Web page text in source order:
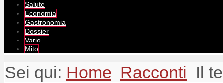
Salute
Economia
Gastronomia
Dossier
Varie
Mito
Sei qui: Home Racconti Il